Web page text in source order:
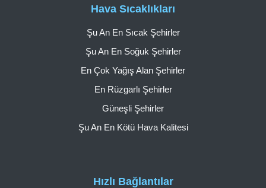
Hızlı Bağlantılar
Hava Sıcaklıkları
Şu An En Sıcak Şehirler
Şu An En Soğuk Şehirler
En Çok Yağış Alan Şehirler
En Rüzgarlı Şehirler
Güneşli Şehirler
Şu An En Kötü Hava Kalitesi